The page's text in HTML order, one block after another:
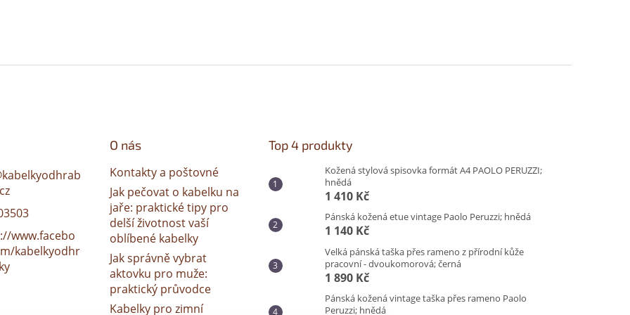
kabelkyodhrab
www.facebo
kabelkyodhr
O nás
Kontakty a poštovné
Jak pečovat o kabelku na
jaře: praktické tipy pro
delší životnost vaší
oblíbené kabelky
Jak správně vybrat
aktovku pro muže:
praktický průvodce
Kabelky pro zimní
Top 4 produkty
Kožená stylová spisovka formát A4 PAOLO PERUZZI;
hnědá
1 410 Kč
Pánská kožená etue vintage Paolo Peruzzi; hnědá
1 140 Kč
Velká pánská taška přes rameno z přírodní kůže
pracovní - dvoukomorová; černá
1 890 Kč
Pánská kožená vintage taška přes rameno Paolo
Peruzzi; hnědá